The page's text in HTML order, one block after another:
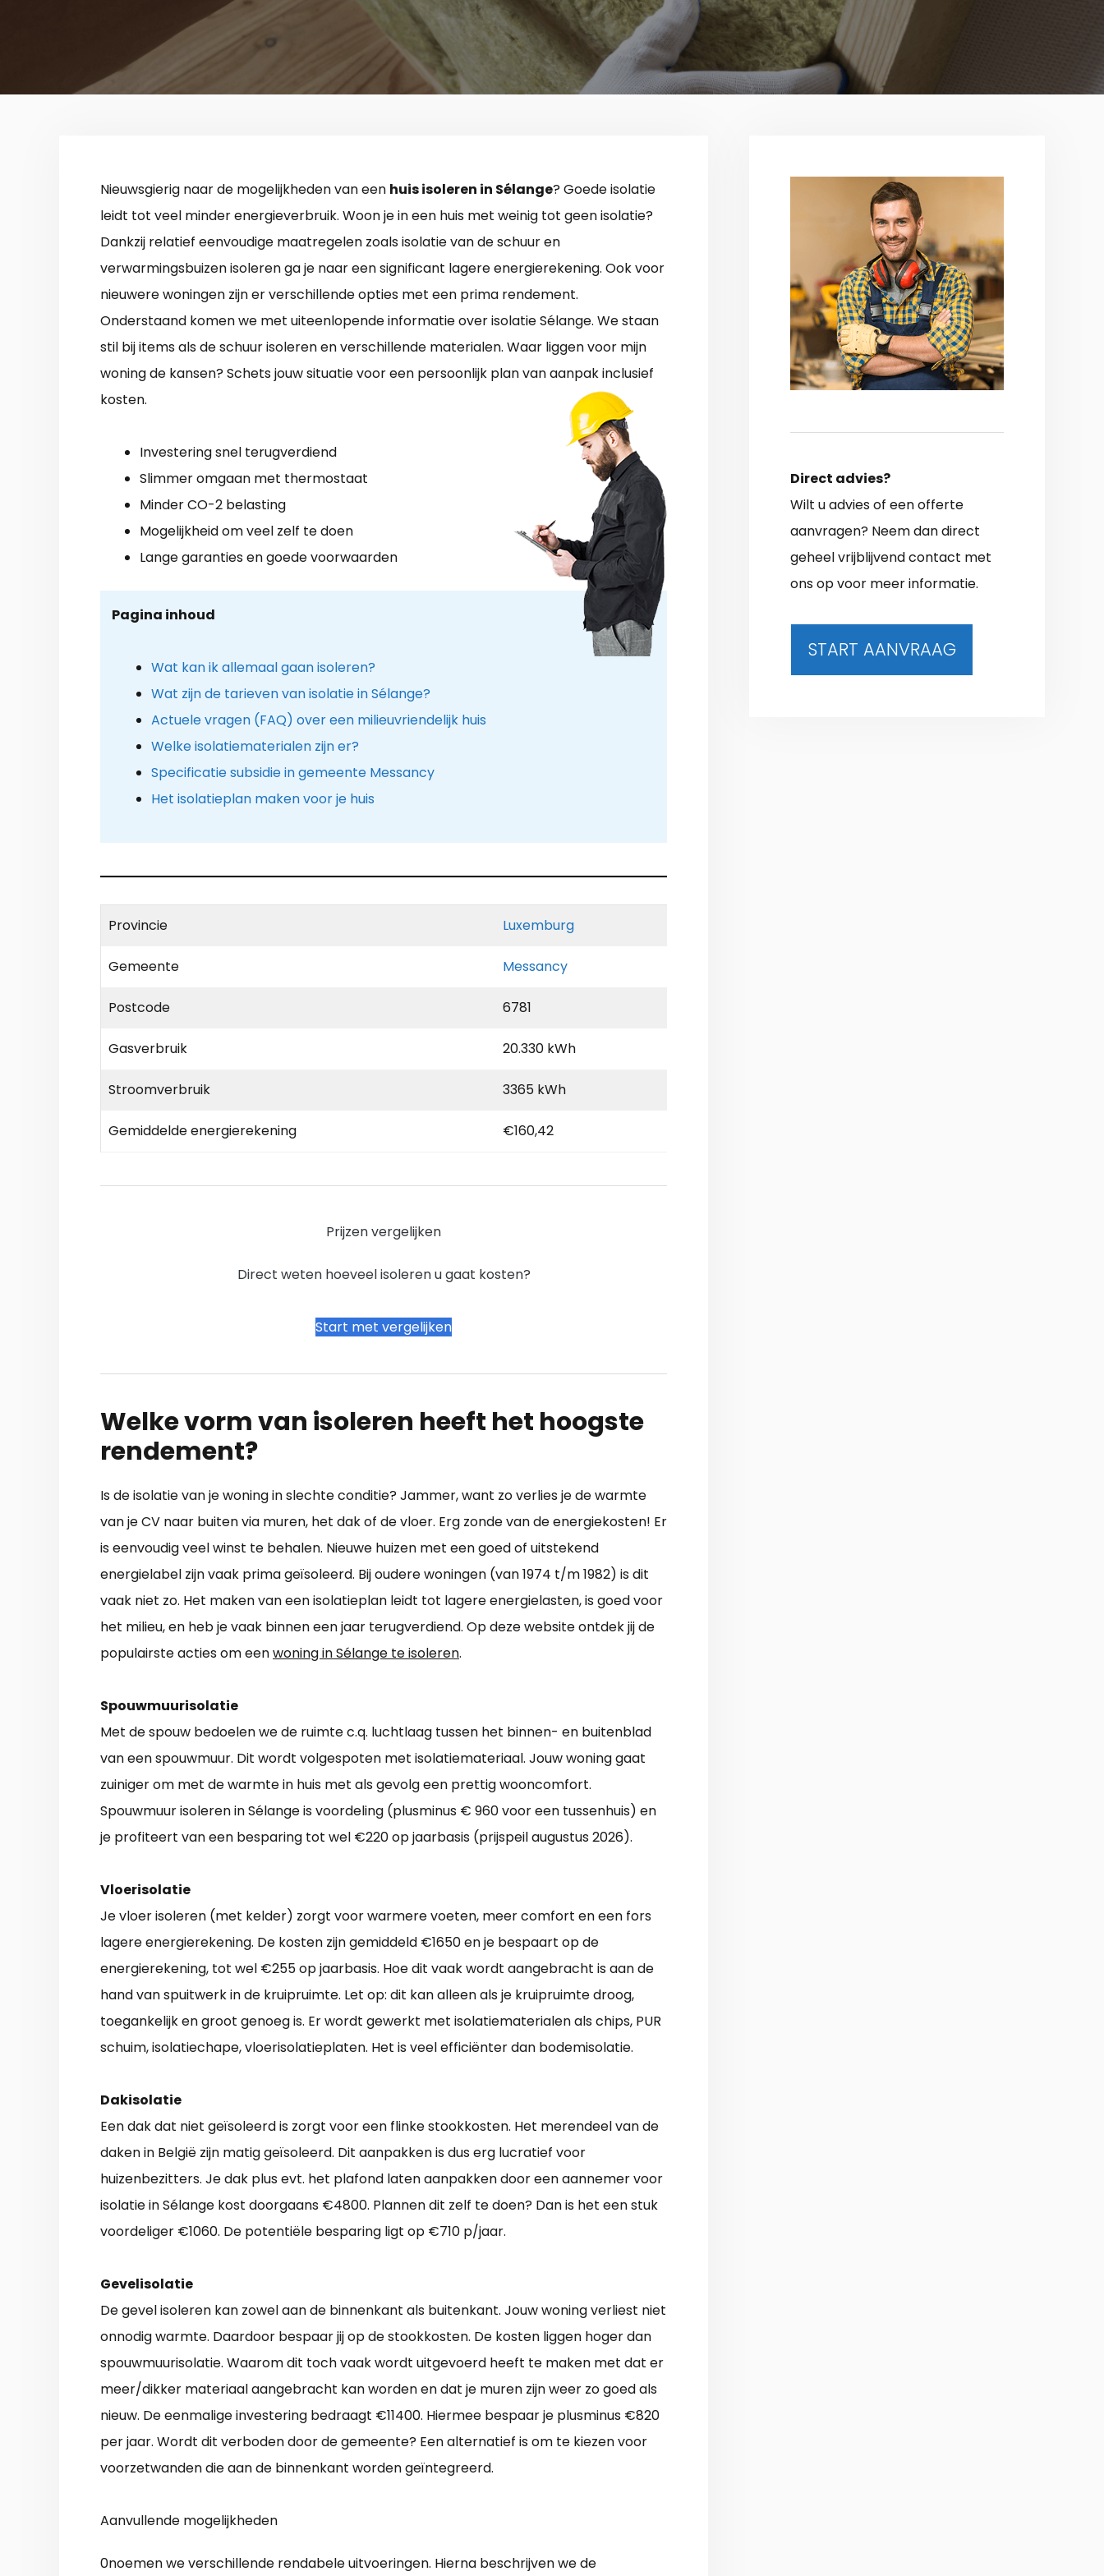
Nieuwsgierig naar de mogelijkheden van een huis isoleren in Sélange? Goede isolatie
leidt tot veel minder energieverbruik. Woon je in een huis met weinig tot geen isolatie?
Dankzij relatief eenvoudige maatregelen zoals isolatie van de schuur en
verwarmingsbuizen isoleren ga je naar een significant lagere energierekening. Ook voor
nieuwere woningen zijn er verschillende opties met een prima rendement.
Onderstaand komen we met uiteenlopende informatie over isolatie Sélange. We staan
stil bij items als de schuur isoleren en verschillende materialen. Waar liggen voor mijn
woning de kansen? Schets jouw situatie voor een persoonlijk plan van aanpak inclusief
kosten.
Investering snel terugverdiend
Slimmer omgaan met thermostaat
Minder CO-2 belasting
Mogelijkheid om veel zelf te doen
Lange garanties en goede voorwaarden
Pagina inhoud
Wat kan ik allemaal gaan isoleren?
Wat zijn de tarieven van isolatie in Sélange?
Actuele vragen (FAQ) over een milieuvriendelijk huis
Welke isolatiematerialen zijn er?
Specificatie subsidie in gemeente Messancy
Het isolatieplan maken voor je huis
Provincie Luxemburg
Gemeente Messancy
Postcode 6781
Gasverbruik 20.330 kWh
Stroomverbruik 3365 kWh
Gemiddelde energierekening €160,42
Prijzen vergelijken
Direct weten hoeveel isoleren u gaat kosten?
Start met vergelijken
Welke vorm van isoleren heeft het hoogste
rendement?
Is de isolatie van je woning in slechte conditie? Jammer, want zo verlies je de warmte
van je CV naar buiten via muren, het dak of de vloer. Erg zonde van de energiekosten! Er
is eenvoudig veel winst te behalen. Nieuwe huizen met een goed of uitstekend
energielabel zijn vaak prima geïsoleerd. Bij oudere woningen (van 1974 t/m 1982) is dit
vaak niet zo. Het maken van een isolatieplan leidt tot lagere energielasten, is goed voor
het milieu, en heb je vaak binnen een jaar terugverdiend. Op deze website ontdek jij de
populairste acties om eenwoning in Sélange te isoleren.
Spouwmuurisolatie
Met de spouw bedoelen we de ruimte c.q. luchtlaag tussen het binnen- en buitenblad
van een spouwmuur. Dit wordt volgespoten met isolatiemateriaal. Jouw woning gaat
zuiniger om met de warmte in huis met als gevolg een prettig wooncomfort.
Spouwmuur isoleren in Sélange is voordeling (plusminus € 960 voor een tussenhuis) en
je profiteert van een besparing tot wel €220 op jaarbasis (prijspeil augustus 2026).
Vloerisolatie
Je vloer isoleren (met kelder) zorgt voor warmere voeten, meer comfort en een fors
lagere energierekening. De kosten zijn gemiddeld €1650 en je bespaart op de
energierekening, tot wel €255 op jaarbasis. Hoe dit vaak wordt aangebracht is aan de
hand van spuitwerk in de kruipruimte. Let op: dit kan alleen als je kruipruimte droog,
toegankelijk en groot genoeg is. Er wordt gewerkt met isolatiematerialen als chips, PUR
schuim, isolatiechape, vloerisolatieplaten. Het is veel efficiënter dan bodemisolatie.
Dakisolatie
Een dak dat niet geïsoleerd is zorgt voor een flinke stookkosten. Het merendeel van de
daken in België zijn matig geïsoleerd. Dit aanpakken is dus erg lucratief voor
huizenbezitters. Je dak plus evt. het plafond laten aanpakken door een aannemer voor
isolatie in Sélange kost doorgaans €4800. Plannen dit zelf te doen? Dan is het een stuk
voordeliger €1060. De potentiële besparing ligt op €710 p/jaar.
Gevelisolatie
De gevel isoleren kan zowel aan de binnenkant als buitenkant. Jouw woning verliest niet
onnodig warmte. Daardoor bespaar jij op de stookkosten. De kosten liggen hoger dan
spouwmuurisolatie. Waarom dit toch vaak wordt uitgevoerd heeft te maken met dat er
meer/dikker materiaal aangebracht kan worden en dat je muren zijn weer zo goed als
nieuw. De eenmalige investering bedraagt €11400. Hiermee bespaar je plusminus €820
per jaar. Wordt dit verboden door de gemeente? Een alternatief is om te kiezen voor
voorzetwanden die aan de binnenkant worden geïntegreerd.
Aanvullende mogelijkheden
0noemen we verschillende rendabele uitvoeringen. Hierna beschrijven we de
Direct advies?
Wilt u advies of een offerte
aanvragen? Neem dan direct
geheel vrijblijvend contact met
ons op voor meer informatie.
START AANVRAAG